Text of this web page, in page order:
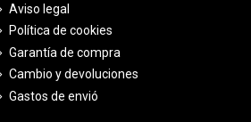
Aviso legal
Política de cookies
Garantía de compra
Cambio y devoluciones
Gastos de envió